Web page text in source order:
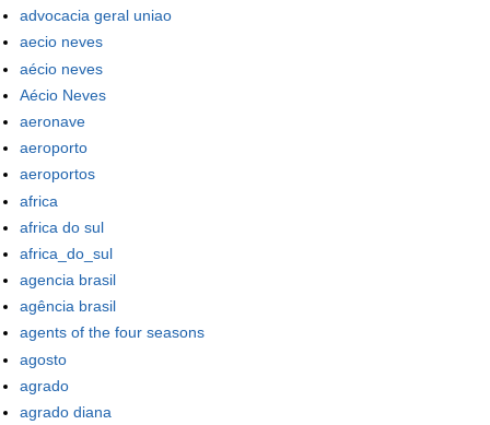
advocacia geral uniao
aecio neves
aécio neves
Aécio Neves
aeronave
aeroporto
aeroportos
africa
africa do sul
africa_do_sul
agencia brasil
agência brasil
agents of the four seasons
agosto
agrado
agrado diana